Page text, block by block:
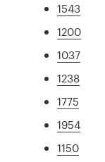
1543
1200
1037
1238
1775
1954
1150